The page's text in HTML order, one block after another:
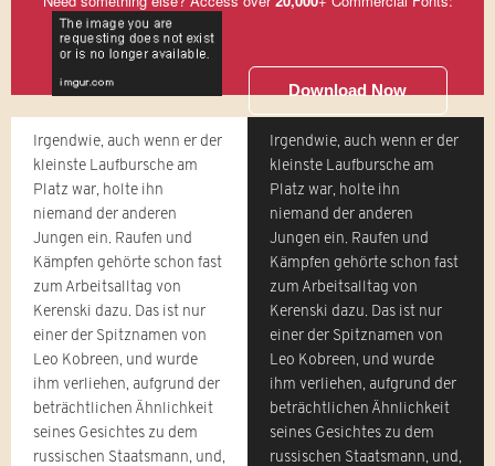
Download Now
Irgendwie, auch wenn er der
kleinste Laufbursche am
Platz war, holte ihn
niemand der anderen
Jungen ein. Raufen und
Kämpfen gehörte schon fast
zum Arbeitsalltag von
Kerenski dazu. Das ist nur
einer der Spitznamen von
Leo Kobreen, und wurde
ihm verliehen, aufgrund der
beträchtlichen Ähnlichkeit
seines Gesichtes zu dem
russischen Staatsmann, und,
Irgendwie, auch wenn er der
kleinste Laufbursche am
Platz war, holte ihn
niemand der anderen
Jungen ein. Raufen und
Kämpfen gehörte schon fast
zum Arbeitsalltag von
Kerenski dazu. Das ist nur
einer der Spitznamen von
Leo Kobreen, und wurde
ihm verliehen, aufgrund der
beträchtlichen Ähnlichkeit
seines Gesichtes zu dem
russischen Staatsmann, und,